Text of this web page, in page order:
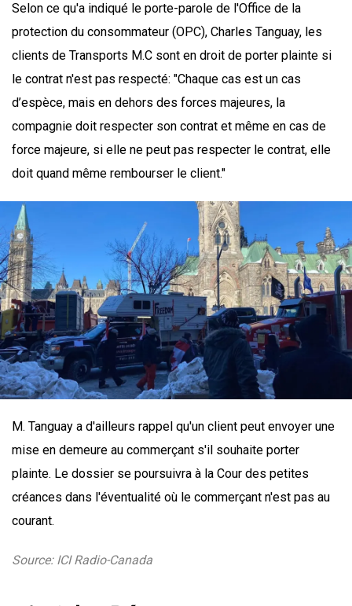
Selon ce qu'a indiqué le porte-parole de l'Office de la
protection du consommateur (OPC), Charles Tanguay, les
clients de Transports M.C sont en droit de porter plainte si
le contrat n'est pas respecté: "Chaque cas est un cas
d’espèce, mais en dehors des forces majeures, la
compagnie doit respecter son contrat et même en cas de
force majeure, si elle ne peut pas respecter le contrat, elle
doit quand même rembourser le client."
M. Tanguay a d'ailleurs rappel qu'un client peut envoyer une
mise en demeure au commerçant s'il souhaite porter
plainte. Le dossier se poursuivra à la Cour des petites
créances dans l'éventualité où le commerçant n'est pas au
courant.
Source: ICI Radio-Canada